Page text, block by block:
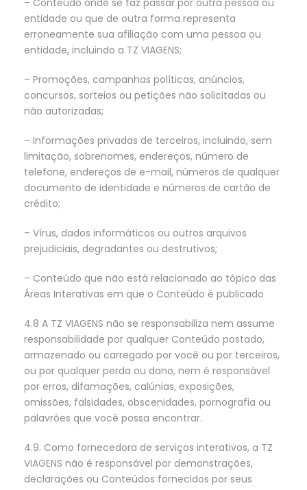
entidade ou que de outra forma representa
erroneamente sua afiliação com uma pessoa ou
entidade, incluindo a TZ VIAGENS;
– Promoções, campanhas políticas, anúncios,
concursos, sorteios ou petições não solicitadas ou
não autorizadas;
– Informações privadas de terceiros, incluindo, sem
limitação, sobrenomes, endereços, número de
telefone, endereços de e-mail, números de qualquer
documento de identidade e números de cartão de
crédito;
– Vírus, dados informáticos ou outros arquivos
prejudiciais, degradantes ou destrutivos;
– Conteúdo que não está relacionado ao tópico das
Áreas Interativas em que o Conteúdo é publicado
4.8 A TZ VIAGENS não se responsabiliza nem assume
responsabilidade por qualquer Conteúdo postado,
armazenado ou carregado por você ou por terceiros,
ou por qualquer perda ou dano, nem é responsável
por erros, difamações, calúnias, exposições,
omissões, falsidades, obscenidades, pornografia ou
palavrões que você possa encontrar.
4.9. Como fornecedora de serviços interativos, a TZ
VIAGENS não é responsável por demonstrações,
declarações ou Conteúdos fornecidos por seus